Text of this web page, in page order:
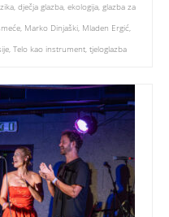
, dječja glazba, ekologija, glazba za
, Marko Dinjaški, Mladen Ergić,
, Telo kao instrument, tjeloglazba